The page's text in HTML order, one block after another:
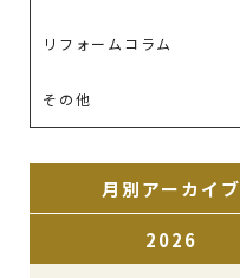
リフォームコラム
その他
月別アーカイブ
2026